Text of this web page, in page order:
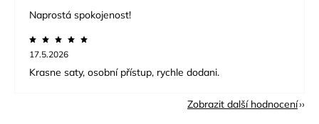
Naprostá spokojenost!
17.5.2026
Krasne saty, osobní přístup, rychle dodani.
Zobrazit další hodnocení